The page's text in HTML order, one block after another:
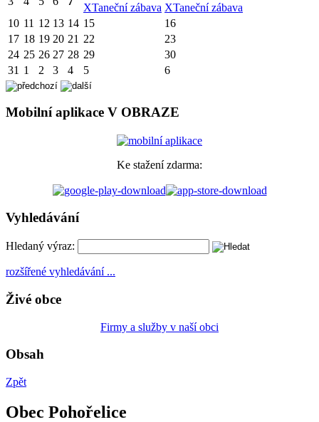
XTaneční zábava XTaneční zábava
10 11 12 13 14 15
16
17 18 19 20 21 22
23
24 25 26 27 28 29
30
31 1 2 3 4 5 6
Mobilní aplikace V OBRAZE
Ke stažení zdarma:
Vyhledávání
Hledaný výraz:
rozšířené vyhledávání ...
Živé obce
Firmy a služby v naší obci
Obsah
Zpět
Obec Pohořelice